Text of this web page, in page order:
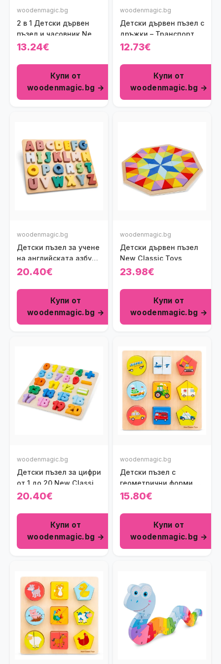
woodenmagic.bg
2 в 1 Детски дървен
пъзел и часовник New
Classic Toys
13.24€
Купи от
woodenmagic.bg →
woodenmagic.bg
Детски дървен пъзел с
дръжки – Транспорт
New Classic Toys
12.73€
Купи от
woodenmagic.bg →
woodenmagic.bg
Детски пъзел за учене
на английската азбука
New Classic Toys
20.40€
Купи от
woodenmagic.bg →
woodenmagic.bg
Детски дървен пъзел
New Classic Toys
23.98€
Купи от
woodenmagic.bg →
woodenmagic.bg
Детски пъзел за цифри
от 1 до 20 New Classic
Toys
20.40€
Купи от
woodenmagic.bg →
woodenmagic.bg
Детски пъзел с
геометрични форми –
Транспорт New Classic
15.80€
Купи от
woodenmagic.bg →